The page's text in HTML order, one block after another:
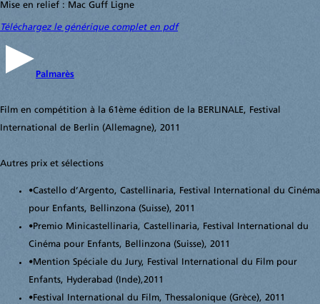
Mise en relief : Mac Guff Ligne
Téléchargez le générique complet en pdf
Palmarès
Film en compétition à la 61ème édition de la BERLINALE, Festival
International de Berlin (Allemagne), 2011
Autres prix et sélections
•Castello d’Argento, Castellinaria, Festival International du Cinéma
pour Enfants, Bellinzona (Suisse), 2011
•Premio Minicastellinaria, Castellinaria, Festival International du
Cinéma pour Enfants, Bellinzona (Suisse), 2011
•Mention Spéciale du Jury, Festival International du Film pour
Enfants, Hyderabad (Inde),2011
•Festival International du Film, Thessalonique (Grèce), 2011